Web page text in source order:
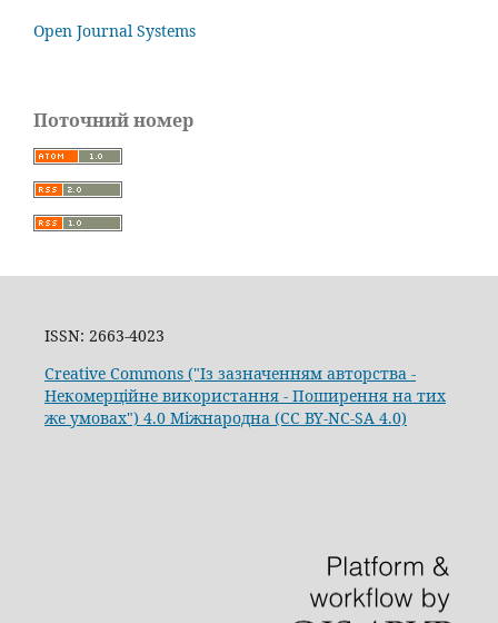
Open Journal Systems
Поточний номер
ISSN: 2663-4023
Creative Commons ("Із зазначенням авторства -
Некомерційне використання - Поширення на тих
же умовах") 4.0 Міжнародна (CC BY-NC-SA 4.0)